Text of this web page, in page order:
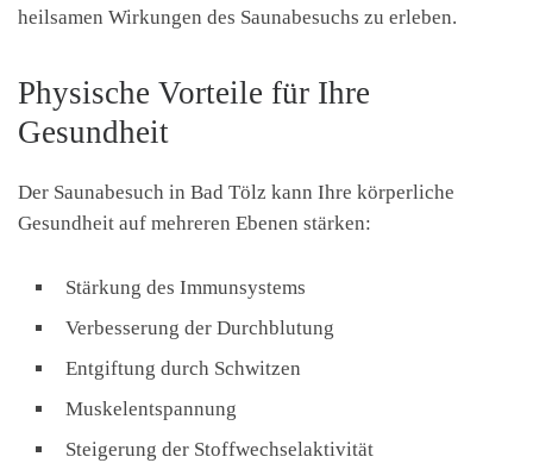
heilsamen Wirkungen des Saunabesuchs zu erleben.
Physische Vorteile für Ihre
Gesundheit
Der Saunabesuch in Bad Tölz kann Ihre körperliche
Gesundheit auf mehreren Ebenen stärken:
Stärkung des Immunsystems
Verbesserung der Durchblutung
Entgiftung durch Schwitzen
Muskelentspannung
Steigerung der Stoffwechselaktivität